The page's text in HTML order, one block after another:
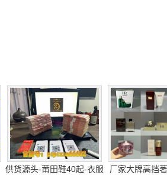
供货源头-莆田鞋40起-衣服
厂家大牌高挡